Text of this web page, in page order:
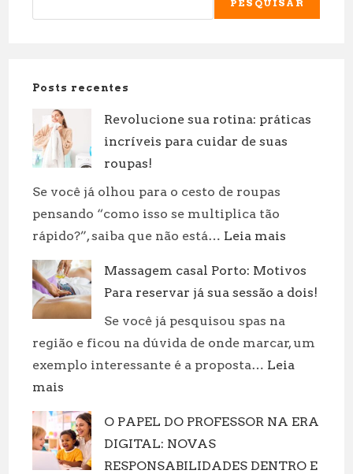
PESQUISAR
Posts recentes
Revolucione sua rotina: práticas
incríveis para cuidar de suas
roupas!
Se você já olhou para o cesto de roupas
pensando “como isso se multiplica tão
rápido?”, saiba que não está… Leia mais
sua
rotina:
para
cuidar
roupas!
Massagem casal Porto: Motivos
Para reservar já sua sessão a dois!
Se você já pesquisou spas na
região e ficou na dúvida de onde marcar, um
exemplo interessante é a proposta… Leia
mais
casal
Porto:
Motivos
O PAPEL DO PROFESSOR NA ERA
DIGITAL: NOVAS
RESPONSABILIDADES DENTRO E